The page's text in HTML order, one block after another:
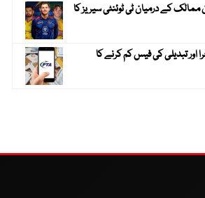
میزبان ممالک کے درمیان ٹی ٹوئنٹی سیریز کا
اور تبدیلی کی فیس کم کرنے کا